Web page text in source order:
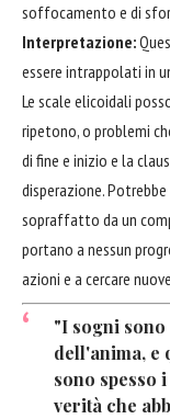
soffocamento e di
Interpretazione:
essere intrappolati in
Le scale elicoidali
ripetono, o problemi
di fine e inizio e la
disperazione.
sopraffatto da un
portano a nessun
azioni e a cercare
"I sogni
dell'anima, e
sono spesso
verità che